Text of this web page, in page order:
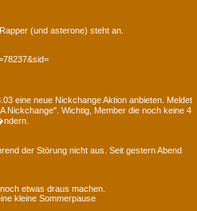
(und asterone) steht an.
eine neue Nickchange Aktion anbieten. Meldet
Nickchange". Wichtig, Member die noch keine 4
der Störung nicht aus. Seit gestern Abend
etwas draus machen.
kleine Sommerpause